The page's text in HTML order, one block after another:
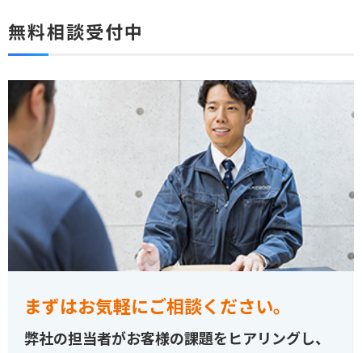
無料相談受付中
まずはお気軽にご相談ください。
弊社の担当者がお客様の課題をヒアリングし、